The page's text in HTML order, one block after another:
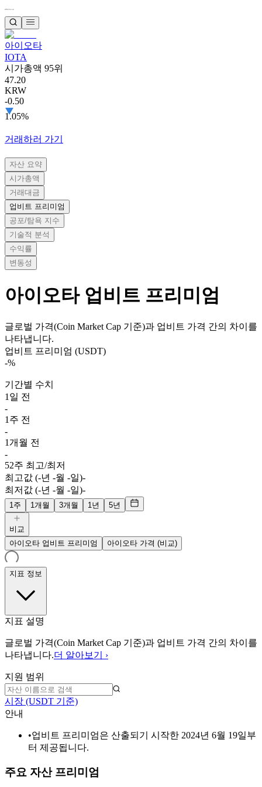
아이오타
IOTA
시가총액 95위
47.20
KRW
-0.50
1.05%
거래하러 가기
자산 요약
시가총액
거래대금
업비트 프리미엄
공포/탐욕 지수
기술적 분석
수익률
변동성
아이오타 업비트 프리미엄
글로벌 가격(Coin Market Cap 기준)과 업비트 가격 간의 차이를
나타냅니다.
업비트 프리미엄 (USDT)
-%
기간별 수치
1일 전
-
1주 전
-
1개월 전
-
52주 최고/최저
최고값 (-년 -월 -일)-
최저값 (-년 -월 -일)-
1주 1개월 3개월 1년 5년
비교
아이오타 업비트 프리미엄
아이오타 가격 (비교)
지표 정보
지표 설명
글로벌 가격(Coin Market Cap 기준)과 업비트 가격 간의 차이를
나타냅니다.더 알아보기 ›
지원 범위
시장 (USDT 기준)
안내
•업비트 프리미엄은 산출되기 시작한 2024년 6월 19일부
터 제공됩니다.
주요 자산 프리미엄